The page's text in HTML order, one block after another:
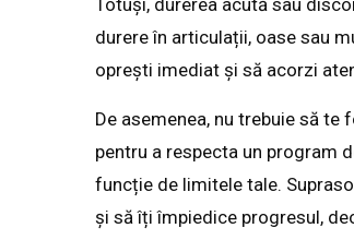
Totuși, durerea acută sau
durere în articulații, oase sau
oprești imediat și să acorzi
De asemenea, nu trebuie să
pentru a respecta un program
funcție de limitele tale.
și să îți împiedice progresul,